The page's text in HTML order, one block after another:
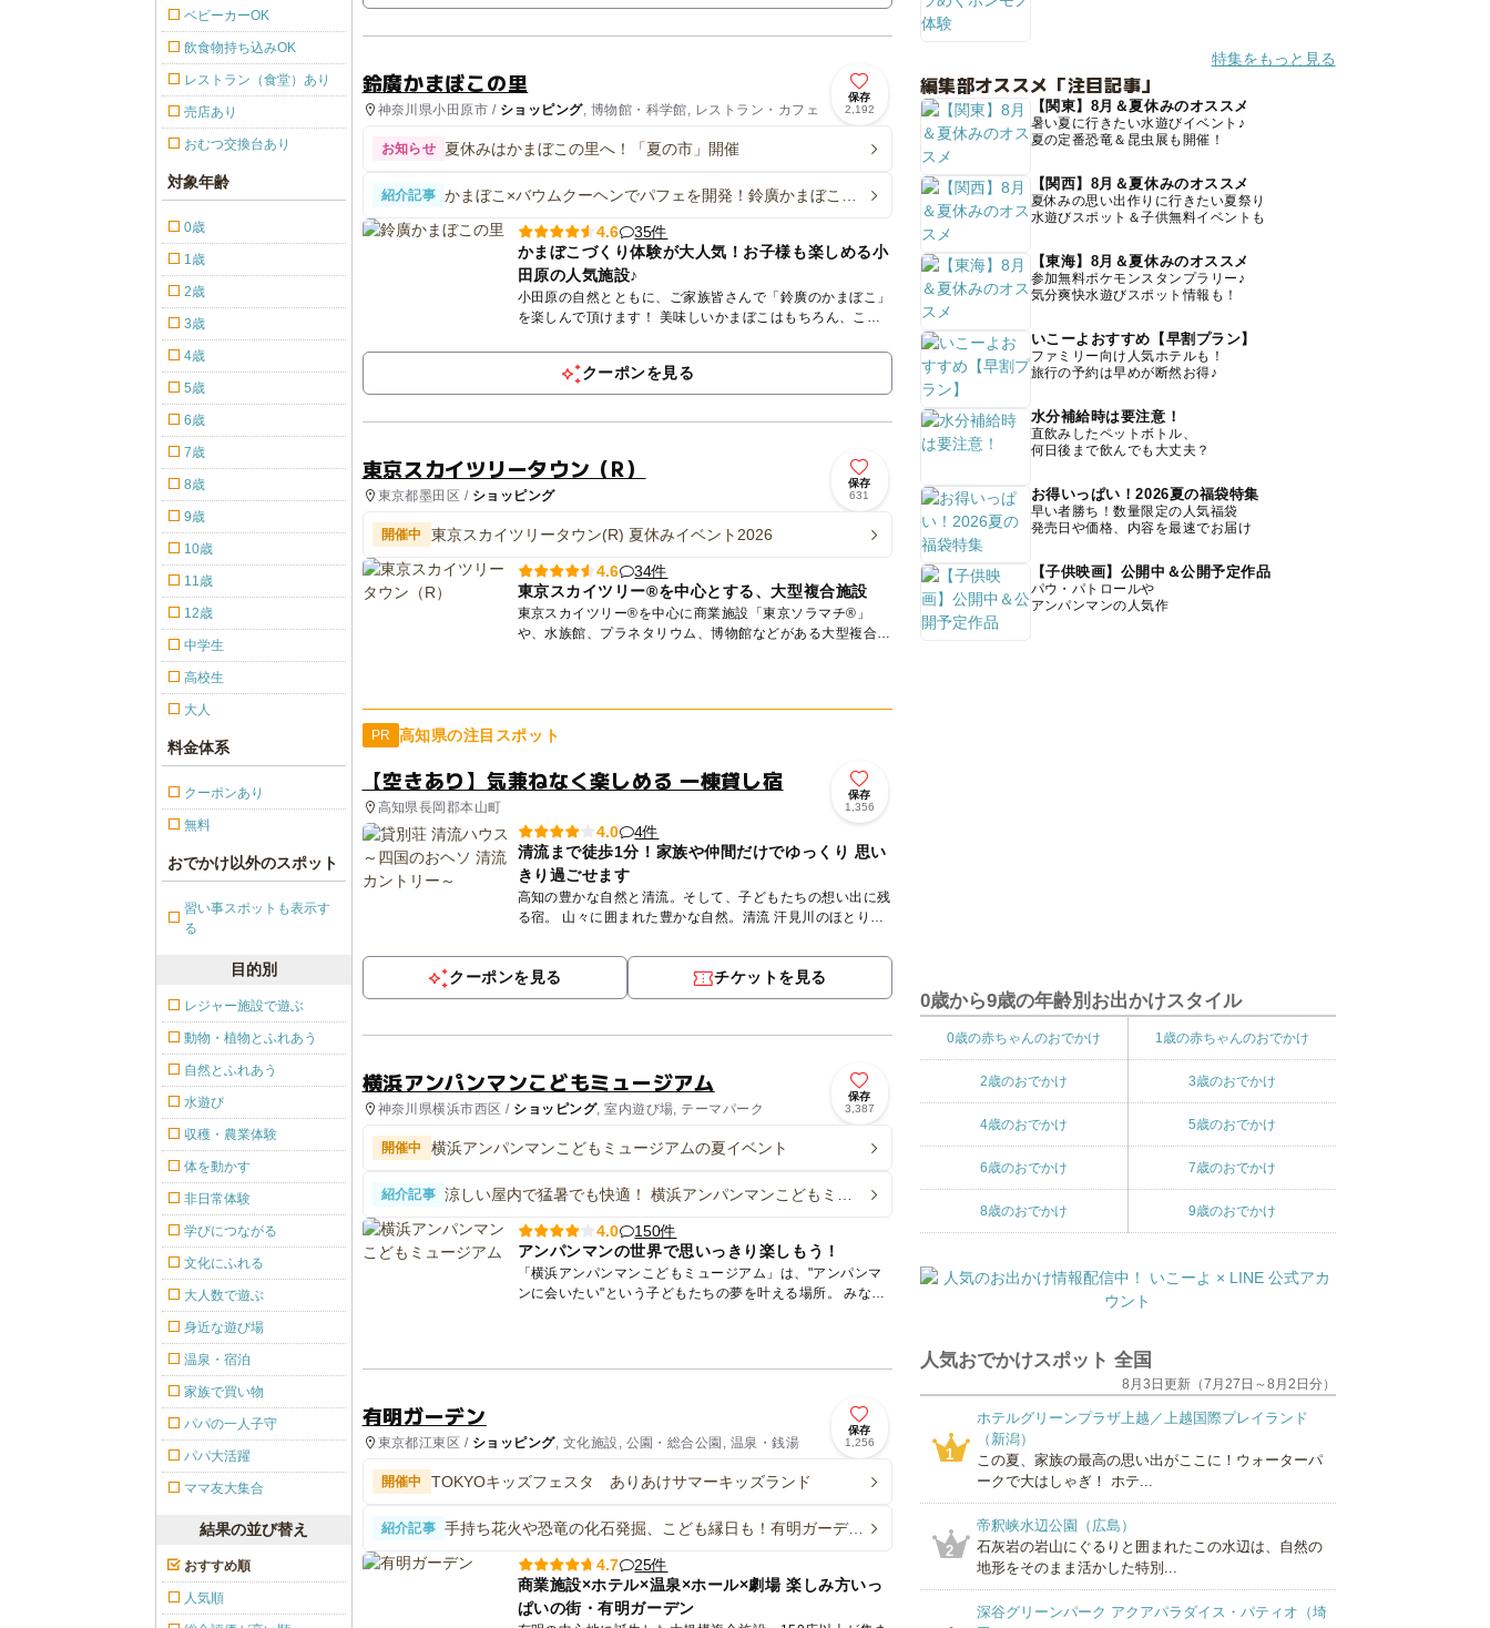
鈴廣かまぼこの里
神奈川県小田原市 / ショッピング, 博物館・科学館, レストラン・カフェ
保存
2,192
お知らせ 夏休みはかまぼこの里へ！「夏の市」開催
紹介記事
かまぼこ×バウムクーヘンでパフェを開発！鈴廣かまぼこ博
4.6
35件
かまぼこづくり体験が大人気！お子様も楽しめる小
田原の人気施設♪
小田原の自然とともに、ご家族皆さんで「鈴廣のかまぼこ」
を楽しんで頂けます！ 美味しいかまぼこはもちろん、ここ
鈴...
クーポンを見る
東京スカイツリータウン（R）
東京都墨田区 / ショッピング
保存
631
開催中 東京スカイツリータウン(R) 夏休みイベント2026
4.6
34件
東京スカイツリー®を中心とする、大型複合施設
東京スカイツリー®を中心に商業施設「東京ソラマチ®」
や、水族館、プラネタリウム、博物館などがある大型複合施
PR 高知県の注目スポット
【空きあり】気兼ねなく楽しめる 一棟貸し宿
高知県長岡郡本山町
保存
1,356
4.0
4件
清流まで徒歩1分！家族や仲間だけでゆっくり 思い
きり過ごせます
高知の豊かな自然と清流。そして、子どもたちの想い出に残
る宿。 山々に囲まれた豊かな自然。清流 汗見川のほとり。
つな...
クーポンを見る チケットを見る
横浜アンパンマンこどもミュージアム
神奈川県横浜市西区 / ショッピング, 室内遊び場, テーマパーク
保存
3,387
開催中 横浜アンパンマンこどもミュージアムの夏イベント
紹介記事
涼しい屋内で猛暑でも快適！ 横浜アンパンマンこどもミュ
4.0
150件
アンパンマンの世界で思いっきり楽しもう！
「横浜アンパンマンこどもミュージアム」は、"アンパンマ
ンに会いたい"という子どもたちの夢を叶える場所。 みなと
有明ガーデン
東京都江東区 / ショッピング, 文化施設, 公園・総合公園, 温泉・銭湯
保存
1,256
開催中 TOKYOキッズフェスタ ありあけサマーキッズランド
紹介記事
手持ち花火や恐竜の化石発掘、こども縁日も！有明ガーデン
4.7
25件
商業施設×ホテル×温泉×ホール×劇場 楽しみ方いっ
ぱいの街・有明ガーデン
ベビーカーOK
飲食物持ち込みOK
レストラン（食堂）あり
売店あり
おむつ交換台あり
対象年齢
0歳
1歳
2歳
3歳
4歳
5歳
6歳
7歳
8歳
9歳
10歳
11歳
12歳
中学生
高校生
大人
料金体系
クーポンあり
無料
おでかけ以外のスポット
習い事スポットも表示す
る
目的別
レジャー施設で遊ぶ
動物・植物とふれあう
自然とふれあう
水遊び
収穫・農業体験
体を動かす
非日常体験
学びにつながる
文化にふれる
大人数で遊ぶ
身近な遊び場
温泉・宿泊
家族で買い物
パパの一人子守
パパ大活躍
ママ友大集合
結果の並び替え
おすすめ順
人気順
特集をもっと見る
編集部オススメ「注目記事」
【関東】8月＆夏休みのオススメ
暑い夏に行きたい水遊びイベント♪
夏の定番恐竜＆昆虫展も開催！
【関西】8月＆夏休みのオススメ
夏休みの思い出作りに行きたい夏祭り
水遊びスポット＆子供無料イベントも
【東海】8月＆夏休みのオススメ
参加無料ポケモンスタンプラリー♪
気分爽快水遊びスポット情報も！
いこーよおすすめ【早割プラン】
ファミリー向け人気ホテルも！
旅行の予約は早めが断然お得♪
水分補給時は要注意！
直飲みしたペットボトル、
何日後まで飲んでも大丈夫？
お得いっぱい！2026夏の福袋特集
早い者勝ち！数量限定の人気福袋
発売日や価格、内容を最速でお届け
【子供映画】公開中＆公開予定作品
パウ・パトロールや
アンパンマンの人気作
0歳から9歳の年齢別お出かけスタイル
0歳の赤ちゃんのおでかけ 1歳の赤ちゃんのおでかけ
2歳のおでかけ 3歳のおでかけ
4歳のおでかけ 5歳のおでかけ
6歳のおでかけ 7歳のおでかけ
8歳のおでかけ 9歳のおでかけ
人気おでかけスポット 全国
8月3日更新（7月27日～8月2日分）
1
ホテルグリーンプラザ上越／上越国際プレイランド
（新潟）
この夏、家族の最高の思い出がここに！ウォーターパ
ークで大はしゃぎ！ ホテ...
2
帝釈峡水辺公園（広島）
石灰岩の岩山にぐるりと囲まれたこの水辺は、自然の
地形をそのまま活かした特別...
深谷グリーンパーク アクアパラダイス・パティオ（埼